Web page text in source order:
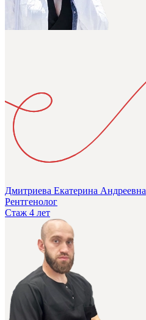
Дмитриева Екатерина Андреевна
Рентгенолог
Стаж 4 лет